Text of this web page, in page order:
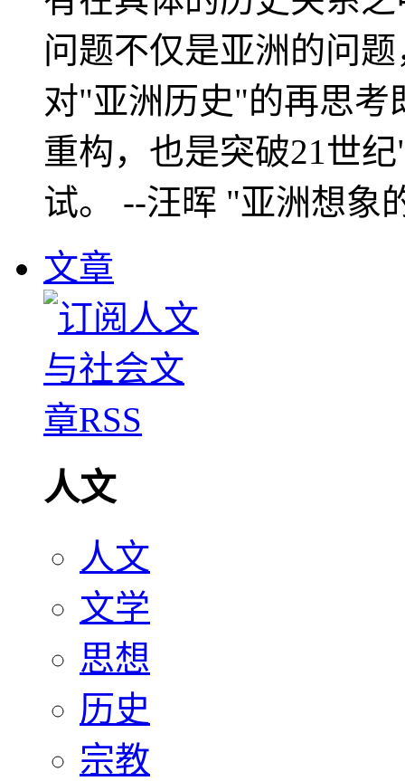
问题不仅是亚洲的问
对"亚洲历史"的再思考
重构，也是突破21世
试。 --汪晖 "亚洲想象
文章
人文
人文
文学
思想
历史
宗教